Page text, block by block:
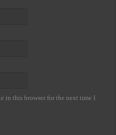
in this browser for the next time I